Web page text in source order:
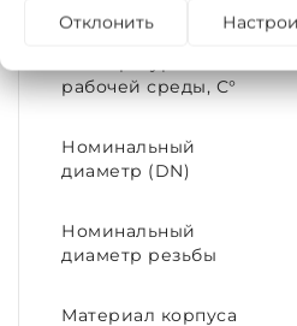
рабочей среды, С°
Номинальный
диаметр (DN)
Номинальный
диаметр резьбы
Материал корпуса
Отклонить